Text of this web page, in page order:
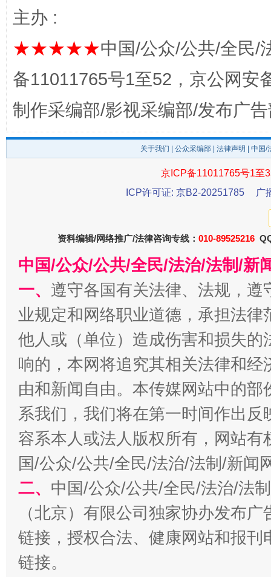
东山县通报“牛蛙产品抗生素超标问题” 法
千年窑火 生生不息 一
揭开“小金库”的免责幌子
主办 :
★★★★★中国/公众/公共/全民/
备11011765号1至52，京公网安
制作采编部/影视采编部/发布广
关于我们 公众采编部 法律声明 | 中国
京ICP备11011765号1至
ICP许可证: 京B2-20251785
广
资料编辑/网络推广/法律咨询专线： 010-89525216
中国/公众/公共/全民/法治/法制/新
一、 遵守各国有关法律、法规，
业规定和网络职业道德，承担法
他人或（单位）造成伤害和损失
响的，本网将追究其相关法律和
由和新闻自由。本传媒网站中的
系我们，我们将在第一时间作出
容系本人或法人版权所有，网站
国/公众/公共/全民/法治/法制/新闻
二、 中国/公众/公共/全民/法治/法
（北京）有限公司独家协办发布
链接，授权合法、健康网站和报
链接。